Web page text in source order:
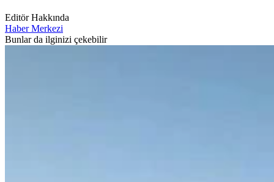
Editör Hakkında
Haber Merkezi
Bunlar da ilginizi çekebilir